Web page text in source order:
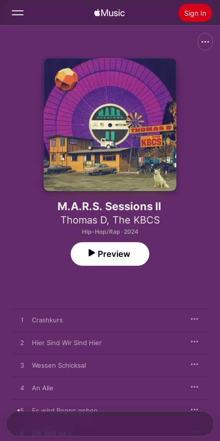
Sign In
Radio
Install Apple Music
M.A.R.S. Sessions II
Thomas D, The KBCS
Hip-Hop/Rap · 2024
Preview
1 Crashkurs
2 Hier Sind Wir Sind Hier
3 Wessen Schicksal
4 An Alle
5 Es wird Regen geben
Die Welt ist 1